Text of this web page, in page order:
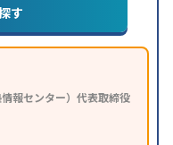
の振替可能
ン対応1科目から受講可能
習室あり
ンケート調査方法
す
報センター）代表取締役